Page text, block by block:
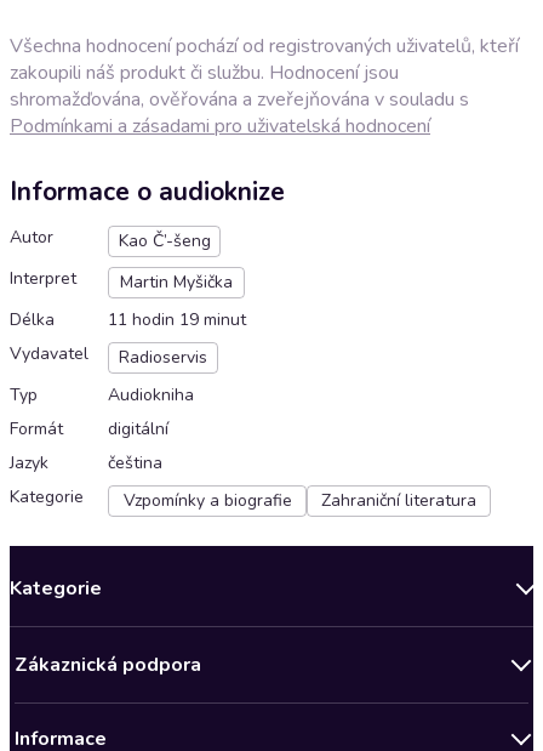
Všechna hodnocení pochází od registrovaných uživatelů, kteří
zakoupili náš produkt či službu. Hodnocení jsou
shromažďována, ověřována a zveřejňována v souladu s
Podmínkami a zásadami pro uživatelská hodnocení
Informace o audioknize
Autor
Kao Č’-šeng
Interpret
Martin Myšička
Délka
11 hodin 19 minut
Vydavatel
Radioservis
Typ
Audiokniha
Formát
digitální
Jazyk
čeština
Kategorie
Vzpomínky a biografie Zahraniční literatura
Kategorie
Bestsellery měsíce
Zákaznická podpora
Informace